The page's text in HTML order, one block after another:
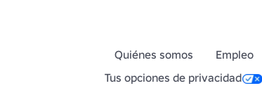
Quiénes somos Empleo
Tus opciones de privacidad